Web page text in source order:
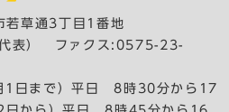
草通3丁目1番地
代表） ファクス:0575-23-
1日まで）平日 8時30分から17